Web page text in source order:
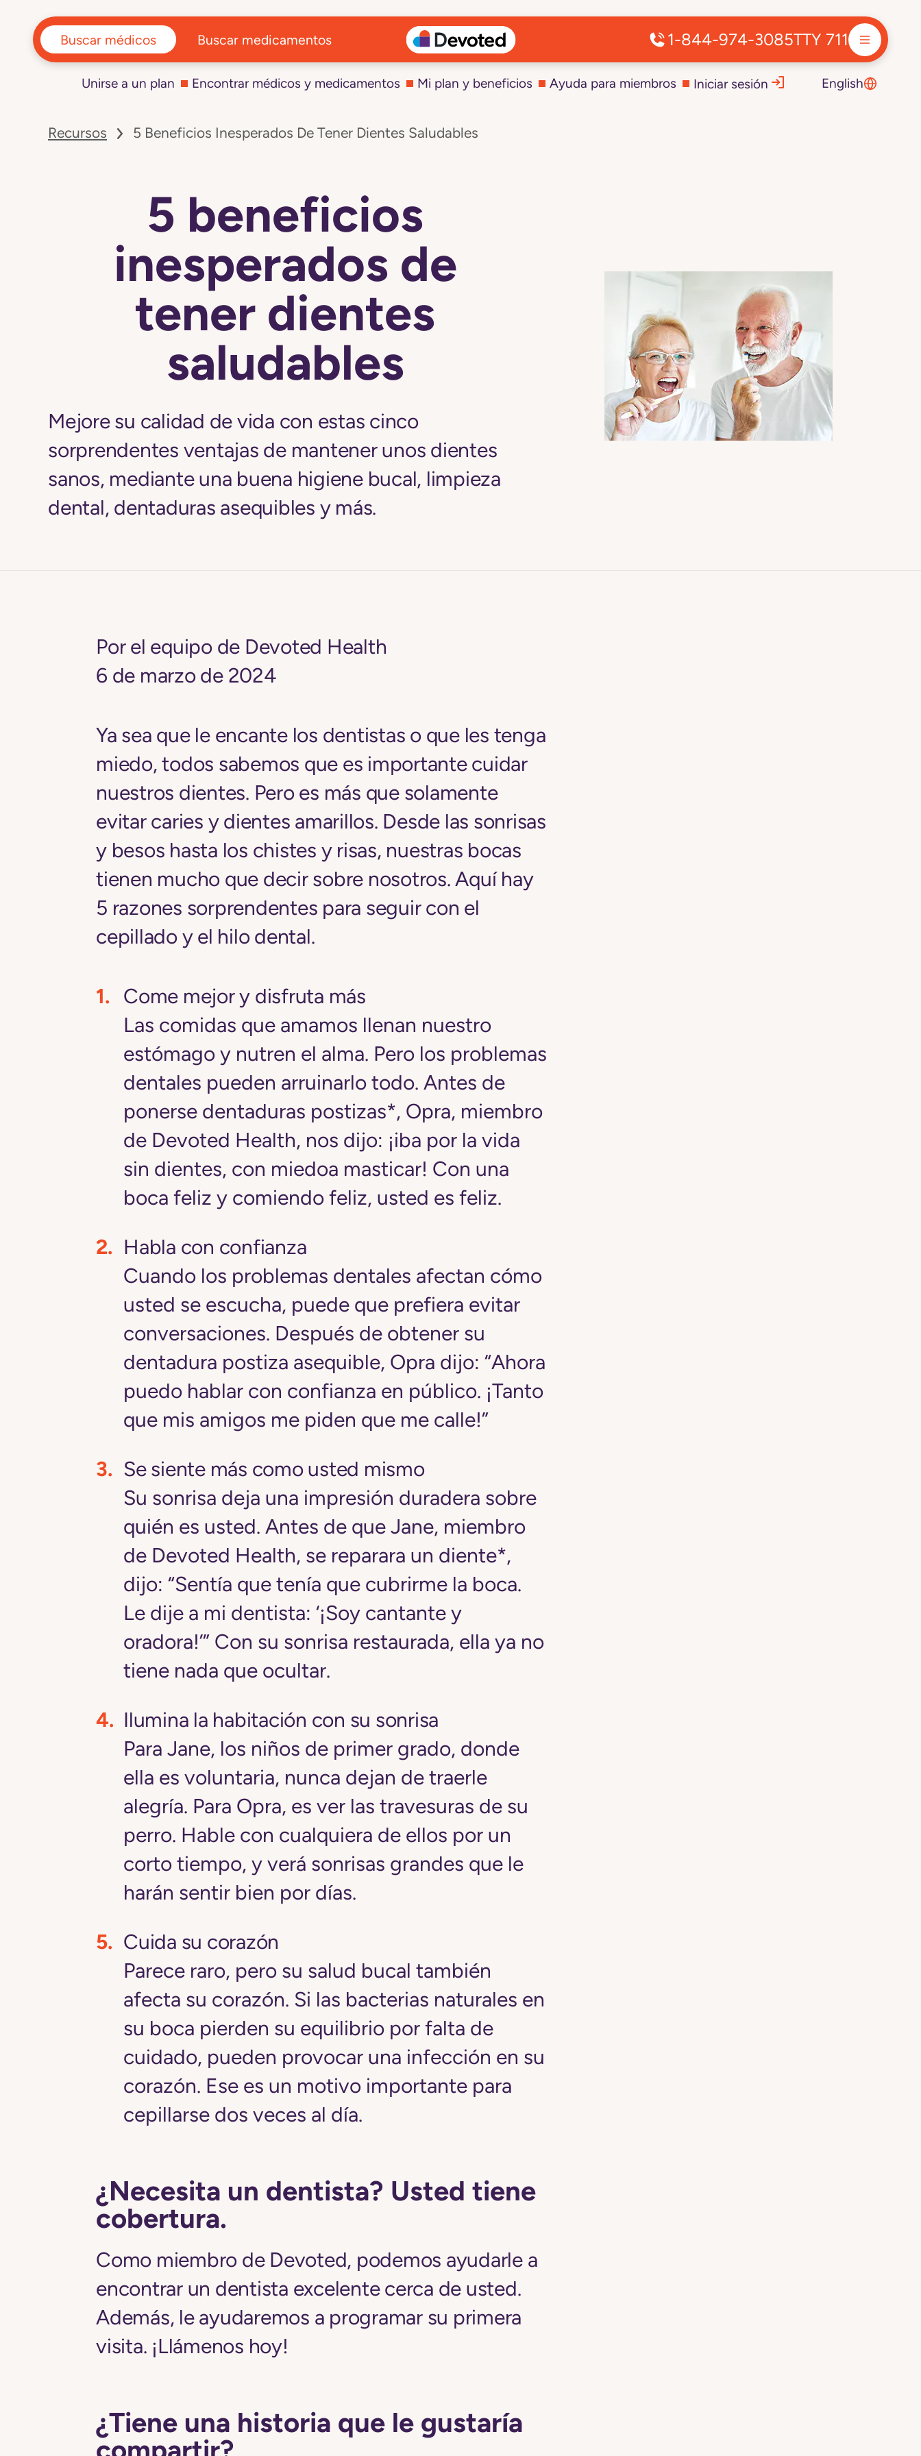
Buscar médicos Buscar medicamentos 1-844-974-3085TTY 711
Unirse a un plan Encontrar médicos y medicamentos Mi plan y beneficios Ayuda para miembros Iniciar sesión English
Recursos 5 Beneficios Inesperados De Tener Dientes Saludables
5 beneficios
inesperados de
tener dientes
saludables
Mejore su calidad de vida con estas cinco
sorprendentes ventajas de mantener unos dientes
sanos, mediante una buena higiene bucal, limpieza
dental, dentaduras asequibles y más.
Por el equipo de Devoted Health
6 de marzo de 2024
Ya sea que le encante los dentistas o que les tenga
miedo, todos sabemos que es importante cuidar
nuestros dientes. Pero es más que solamente
evitar caries y dientes amarillos. Desde las sonrisas
y besos hasta los chistes y risas, nuestras bocas
tienen mucho que decir sobre nosotros. Aquí hay
5 razones sorprendentes para seguir con el
cepillado y el hilo dental.
Come mejor y disfruta más
Las comidas que amamos llenan nuestro
estómago y nutren el alma. Pero los problemas
dentales pueden arruinarlo todo. Antes de
ponerse dentaduras postizas*, Opra, miembro
de Devoted Health, nos dijo: ¡iba por la vida
sin dientes, con miedoa masticar! Con una
boca feliz y comiendo feliz, usted es feliz.
Habla con confianza
Cuando los problemas dentales afectan cómo
usted se escucha, puede que prefiera evitar
conversaciones. Después de obtener su
dentadura postiza asequible, Opra dijo: “Ahora
puedo hablar con confianza en público. ¡Tanto
que mis amigos me piden que me calle!”
Se siente más como usted mismo
Su sonrisa deja una impresión duradera sobre
quién es usted. Antes de que Jane, miembro
de Devoted Health, se reparara un diente*,
dijo: “Sentía que tenía que cubrirme la boca.
Le dije a mi dentista: ‘¡Soy cantante y
oradora!’” Con su sonrisa restaurada, ella ya no
tiene nada que ocultar.
Ilumina la habitación con su sonrisa
Para Jane, los niños de primer grado, donde
ella es voluntaria, nunca dejan de traerle
alegría. Para Opra, es ver las travesuras de su
perro. Hable con cualquiera de ellos por un
corto tiempo, y verá sonrisas grandes que le
harán sentir bien por días.
Cuida su corazón
Parece raro, pero su salud bucal también
afecta su corazón. Si las bacterias naturales en
su boca pierden su equilibrio por falta de
cuidado, pueden provocar una infección en su
corazón. Ese es un motivo importante para
cepillarse dos veces al día.
¿Necesita un dentista? Usted tiene
cobertura.
Como miembro de Devoted, podemos ayudarle a
encontrar un dentista excelente cerca de usted.
Además, le ayudaremos a programar su primera
visita. ¡Llámenos hoy!
¿Tiene una historia que le gustaría